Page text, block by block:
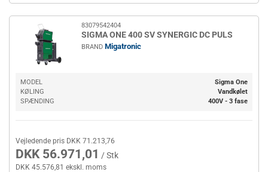
83079542404
SIGMA ONE 400 SV SYNERGIC DC PULS
BRAND Migatronic
MODEL
Sigma One
KØLING
Vandkølet
SPÆNDING
400V - 3 fase
Vejledende pris DKK 71.213,76
DKK 56.971,01 / Stk
DKK 45.576,81 ekskl. moms